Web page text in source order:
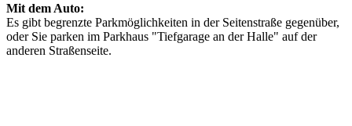
Mit dem Auto:
Es gibt begrenzte Parkmöglichkeiten in der Seitenstraße gegenüber,
oder Sie parken im Parkhaus "Tiefgarage an der Halle" auf der
anderen Straßenseite.